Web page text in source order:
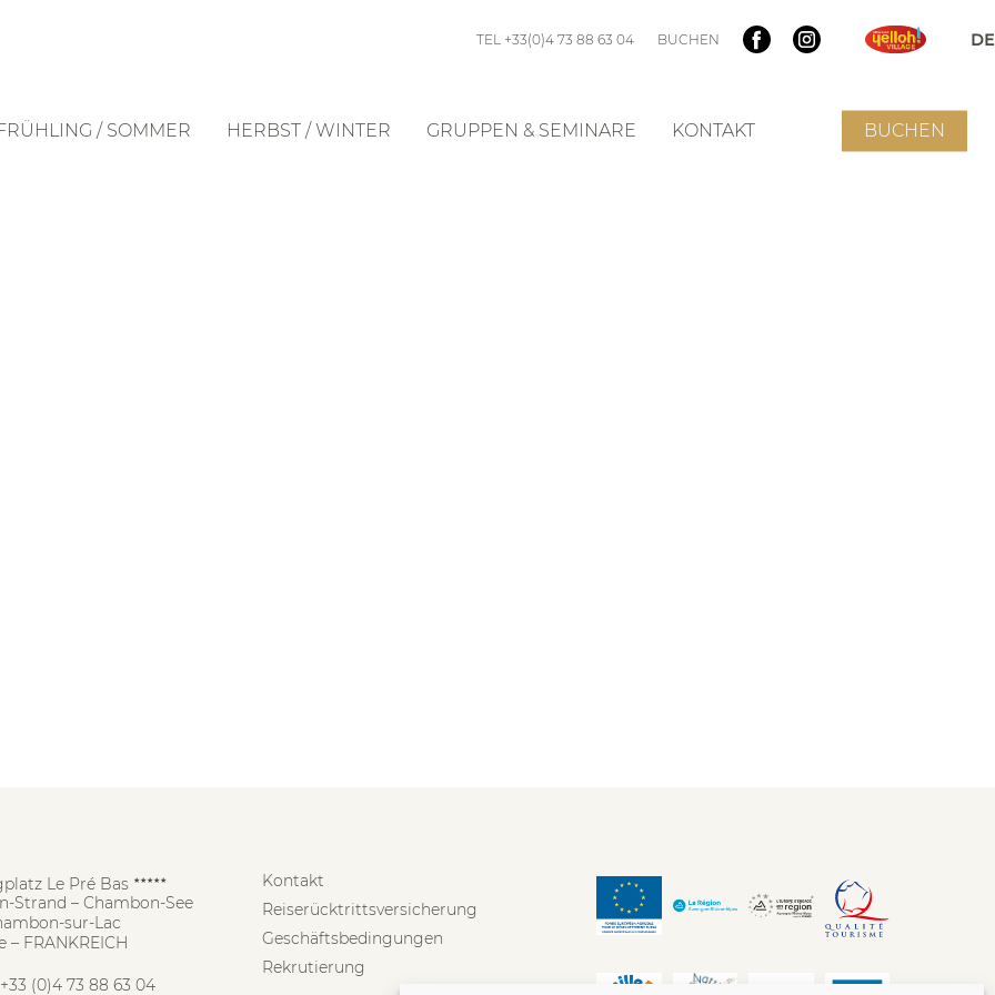
TEL +33(0)4 73 88 63 04 BUCHEN
/ SOMMER HERBST / WINTER GRUPPEN & SEMINARE KONTAKT BUCHEN
Le Pré Bas ★★★★★
Strand – Chambon-See
sur-Lac
– FRANKREICH
+33 (0)4 73 88 63 04
Kontakt
Reiserücktrittsversicherung
Geschäftsbedingungen
Rekrutierung